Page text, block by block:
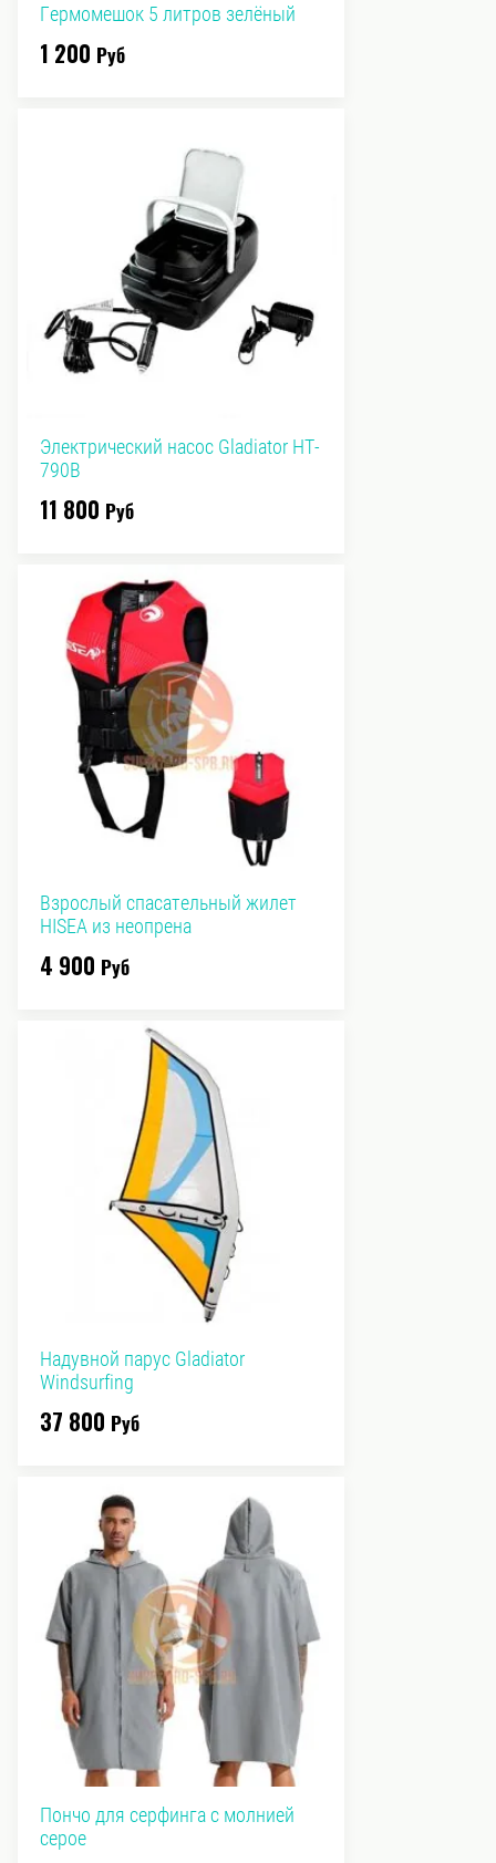
Гермомешок 5 литров зелёный
1 200 Руб
Электрический насос Gladiator HT-
790В
11 800 Руб
Взрослый спасательный жилет
HISEA из неопрена
4 900 Руб
Надувной парус Gladiator
Windsurfing
37 800 Руб
Пончо для серфинга с молнией
серое